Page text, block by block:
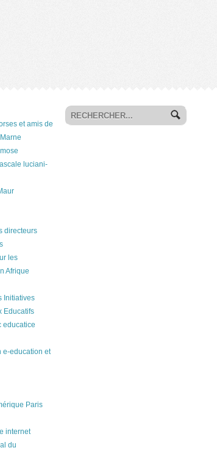
et amis de
luciani-
directeurs
les
Afrique
Initiatives
Educatifs
educatice
e-education et
Paris
internet
du